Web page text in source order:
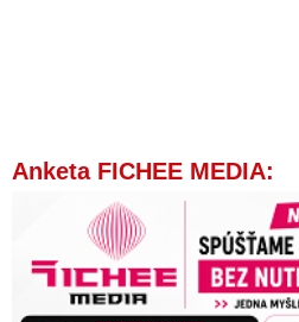
Anketa FICHEE MEDIA: